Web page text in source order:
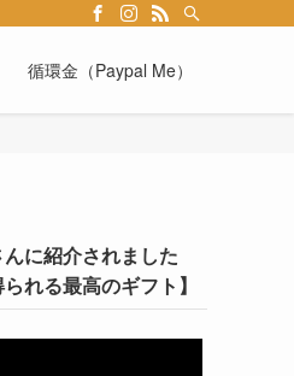
循環金（Paypal Me）
に紹介されました
れる最高のギフト】